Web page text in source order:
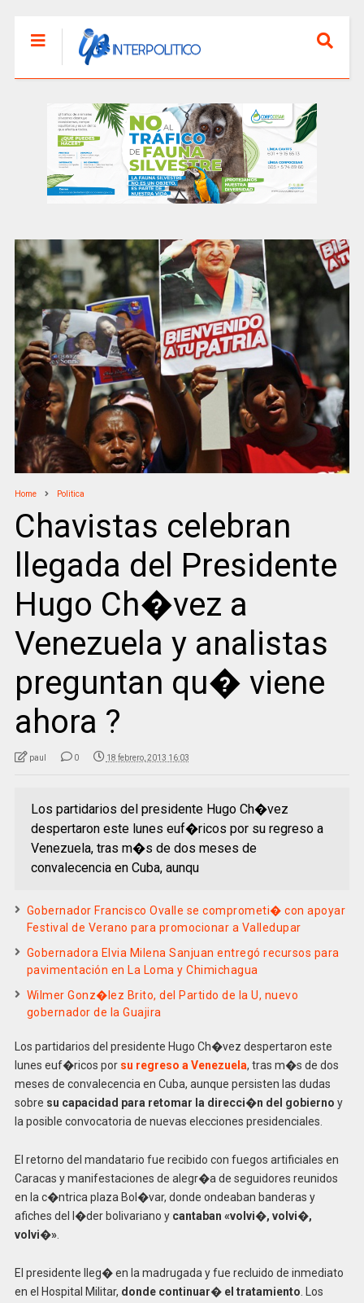
Home Politica
Chavistas celebran
llegada del Presidente
Hugo Ch�vez a
Venezuela y analistas
preguntan qu� viene
ahora ?
paul 0 18 febrero, 2013 16:03
Los partidarios del presidente Hugo Ch�vez
despertaron este lunes euf�ricos por su regreso a
Venezuela, tras m�s de dos meses de
convalecencia en Cuba, aunqu
Gobernador Francisco Ovalle se comprometi� con apoyar
Festival de Verano para promocionar a Valledupar
Gobernadora Elvia Milena Sanjuan entregó recursos para
pavimentación en La Loma y Chimichagua
Wilmer Gonz�lez Brito, del Partido de la U, nuevo
gobernador de la Guajira
Los partidarios del presidente Hugo Ch�vez despertaron este
lunes euf�ricos por su regreso a Venezuela, tras m�s de dos
meses de convalecencia en Cuba, aunque persisten las dudas
sobre su capacidad para retomar la direcci�n del gobierno y
la posible convocatoria de nuevas elecciones presidenciales.
El retorno del mandatario fue recibido con fuegos artificiales en
Caracas y manifestaciones de alegr�a de seguidores reunidos
en la c�ntrica plaza Bol�var, donde ondeaban banderas y
afiches del l�der bolivariano y cantaban «volvi�, volvi�,
volvi�».
El presidente lleg� en la madrugada y fue recluido de inmediato
en el Hospital Militar, donde continuar� el tratamiento . Los